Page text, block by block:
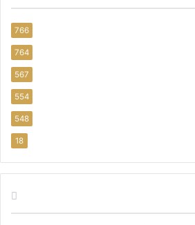
766
764
567
554
548
18